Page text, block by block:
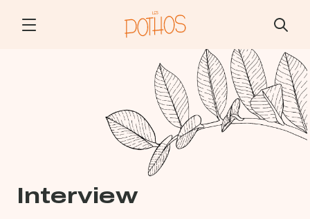
Interview